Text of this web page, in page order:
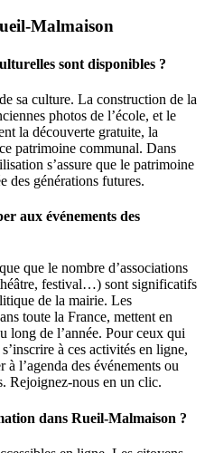
Malmaison
sont disponibles ?
sa culture. La construction de la
photos de l’école, et le
la découverte gratuite, la
patrimoine communal. Dans
s’assure que le patrimoine
des générations futures.
aux événements des
que le nombre d’associations
festival…) sont significatifs
de la mairie. Les
toute la France, mettent en
long de l’année. Pour ceux qui
à ces activités en ligne,
l’agenda des événements ou
Rejoignez-nous en un clic.
dans Rueil-Malmaison ?